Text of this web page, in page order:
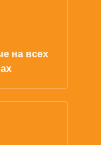
на всех